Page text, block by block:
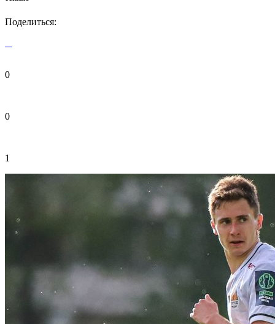
Поделиться:
0
0
1